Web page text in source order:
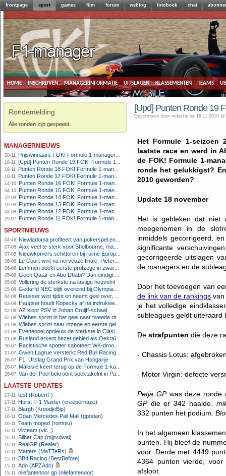
frontpage sport games film forum weblog fotoboek chat
home inschrijven managerinformatie uitslagen klassementen teams
Rondemelding
Alle ronden zijn gespeeld.
managernieuws
20-11 Prijswinnaars FOK! Formule 1-manager 2010
18-11 [Upd] Punten Ronde 19 FOK! Formule 1-manager
18-11 Punten Ronde 18 FOK! Formule 1-manager
10-11 Punten Ronde 17 FOK! Formule 1-manager
14-10 Punten Ronde 16 FOK! Formule 1-manager
04-10 Punten Ronde 15 FOK! Formule 1-manager
22-09 Punten Ronde 14 FOK! Formule 1-manager
10-09 Punten Ronde 13 FOK! Formule 1-manager
03-08 Punten Ronde 12 FOK! Formule 1-manager
29-07 Punten Ronde 11 FOK! Formule 1-manager
sportnieuws
04:46 Niewiadoma profiteert van pokerspel en grijpt geel op Ventoux
07-08 Ajax veel te sterk voor Shelbourne, maar houdt schade beperkt
07-08 Nieuwkomers schitteren bij ruime Europese zege FC Twente
06-08 Le Court wint na nerveuze finale, Pieterse derde
06-08 Lemmen boekt eerste profzege in zware Ronde van Polen-rit
05-08 Geen Qatar en Abu Dhabi? Dan eindigt Formule 1-seizoen mogelijk in Europa
05-08 Vollering de sterkste na lastige heuvelrit
05-08 Gedurfd NEC blijft overeind bij Olympiakos
04-08 Reusser wint tijdrit en neemt geel over, Nooijen knap tweede
03-08 Haugset houdt Kopecky af na indrukwekkende solo van 86 kilometer
02-08 AZ klopt PSV in Johan Cruijff-schaal
02-08 Wiebes sprint in het geel naar tweede ritzege
01-08 Wiebes sprint naar ritzege en eerste gele trui in Tour Femmes
01-08 Evenepoel opnieuw de sterkste in Clásica San Sebastián
01-08 Rusland erkent bezet gebied als Oekraïens voor opheffing IOC-schorsing
30-07 Racistische spotter saboteert WK-droom van powerliftster
27-07 Gwen Lagrue versterkt Red Bull Racing vanaf 2027
26-07 F1: Uitslag Grand Prix van Hongarije
26-07 Maleisië keert terug op de Formule 1-kalender in 2026
26-07 Van der Poel bekroont spektakelrit in Parijs met nipte zege; eindzege Pogacar
laatste updates
17-11 test (RobertF)
17-11 Horst F-1 Master (creeperhaze)
17-11 Blargh (KroodjeBip)
16-11 Odan Mercedes Pall Mall (gpodan)
16-11 Team moped (romniu)
16-11 victeam (vic_)
16-11 Silber Cap (mjpvdwal)
16-11 RealGP (Realer)
16-11 Matters (MaTTeRs)
15-11 BB4 Racing (BestBefore)
15-11 Ado (APZAdo)
15-11 oliefantenoor gp (oliefantenoor)
[Upd] Punten Ronde 19
Geschreven door redactie op 18-11-2010
Het Formule 1-seizoen
laatste race en werd in
de FOK! Formule 1-
ronde het gelukkigst?
2010 geworden?
Update 18 november
Het is gebleken dat niet
meegenomen in de
inmiddels gecorrigeerd,
significante
gecorrigeerde uitslagen
de managers en de
Door het toevoegen van
de link van de rankings van
je het volledige
subleagues geldt uiteraard
De strafpunten die deze
- Chassis Lotus:
- Motor Virgin: defecte
Petja GPwas deze ronde
GPdie er 342 haalde.
332 punten het podium.
In het algemeen
punten. Hij bleef de
voor. Derde met 4449
4364 punten vierde,
afsloot.